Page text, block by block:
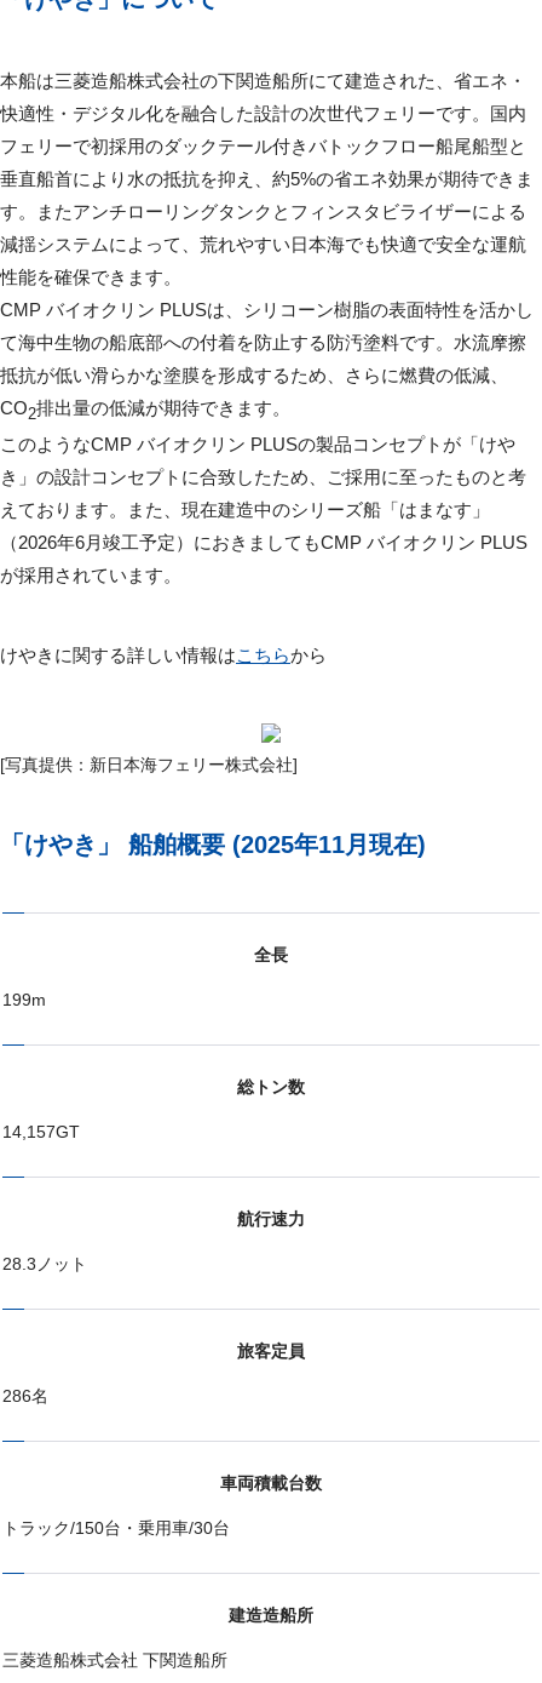
本船は三菱造船株式会社の下関造船所にて建造された、省エネ・
快適性・デジタル化を融合した設計の次世代フェリーです。国内
フェリーで初採用のダックテール付きバトックフロー船尾船型と
垂直船首により水の抵抗を抑え、約5%の省エネ効果が期待できま
す。またアンチローリングタンクとフィンスタビライザーによる
減揺システムによって、荒れやすい日本海でも快適で安全な運航
性能を確保できます。
CMP バイオクリン PLUSは、シリコーン樹脂の表面特性を活かし
て海中生物の船底部への付着を防止する防汚塗料です。水流摩擦
抵抗が低い滑らかな塗膜を形成するため、さらに燃費の低減、
CO2排出量の低減が期待できます。
このようなCMP バイオクリン PLUSの製品コンセプトが「けや
き」の設計コンセプトに合致したため、ご採用に至ったものと考
えております。また、現在建造中のシリーズ船「はまなす」
（2026年6月竣工予定）におきましてもCMP バイオクリン PLUS
が採用されています。
けやきに関する詳しい情報はこちらから
[写真提供：新日本海フェリー株式会社]
「けやき」 船舶概要 (2025年11月現在)
全長
199m
総トン数
14,157GT
航行速力
28.3ノット
旅客定員
286名
車両積載台数
トラック/150台・乗用車/30台
建造造船所
三菱造船株式会社 下関造船所